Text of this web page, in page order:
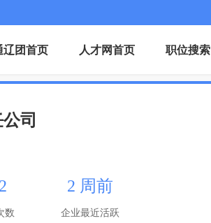
辽团首页 人才网首页 职位搜索
司
数
2 周前
企业最近活跃